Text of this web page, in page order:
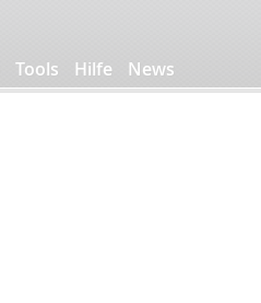
Tools Hilfe News